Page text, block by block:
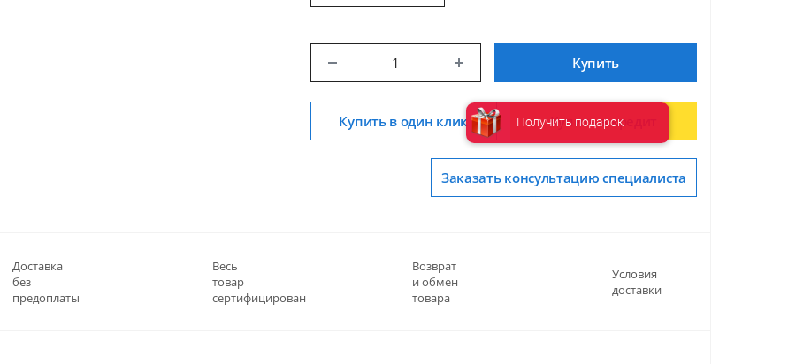
Купить
Купить в один клик Купить в кредит
Заказать консультацию специалиста
Доставка
без
предоплаты
Весь
товар
сертифицирован
Возврат
и обмен
товара
Условия
доставки
Получить подарок